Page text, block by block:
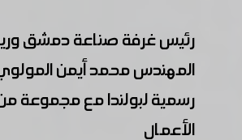
رئيس غرفة صناعة دمشق
المهندس محمد أيمن
رسمية لبولندا مع مجموعة
الأعمال